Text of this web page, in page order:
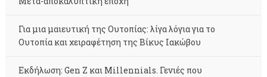
Για μια μαιευτική της Ουτοπίας: λίγα λόγια για το
Ουτοπία και χειραφέτηση της Βίκυς Ιακώβου
Εκδήλωση: Gen Z και Millennials. Γενιές που